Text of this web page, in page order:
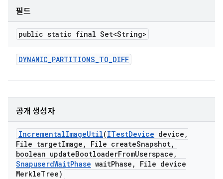
필드
public static final Set<String>
DYNAMIC_PARTITIONS_TO_DIFF
공개 생성자
IncrementalImageUtil(ITestDevice device ,
File targetImage , File createSnapshot,
boolean updateBootloaderFromUserspace ,
SnapuserdWaitPhase waitPhase ,
File device
MerkleTree)